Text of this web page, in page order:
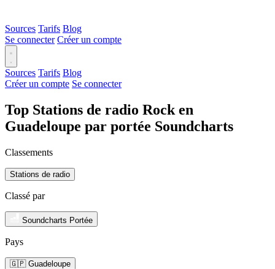
Sources Tarifs Blog
Se connecter Créer un compte
Sources Tarifs Blog
Créer un compte Se connecter
Top Stations de radio Rock en
Guadeloupe par portée Soundcharts
Classements
Stations de radio
Classé par
Soundcharts Portée
Pays
🇬🇵 Guadeloupe